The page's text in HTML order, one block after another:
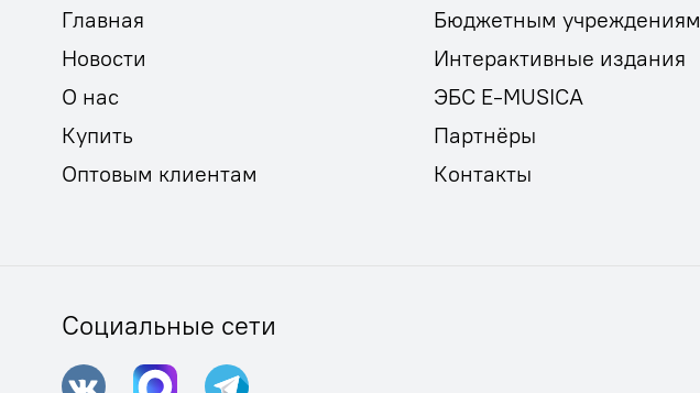
Главная
Новости
О нас
Купить
Оптовым клиентам
Бюджетным учреждениям
Интерактивные издания
ЭБС E-MUSICA
Партнёры
Контакты
Социальные сети